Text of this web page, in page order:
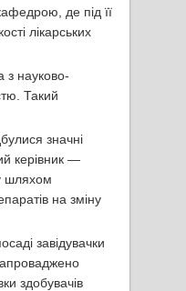
де під її
лікарських
з науково-
Такий
значні
керівник —
шляхом
на зміну
завідувачки
здобувачів